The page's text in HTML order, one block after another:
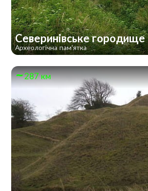
Северинівське городище
Археологічна пам'ятка
287 км